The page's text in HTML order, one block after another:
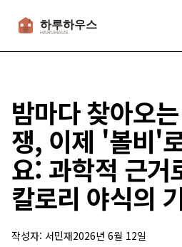
하루하우스
밤마다 찾아오
쟁, 이제 '볼비'
요: 과학적 근거
칼로리 야식의
작성자: 서민재2026년 6월 12일